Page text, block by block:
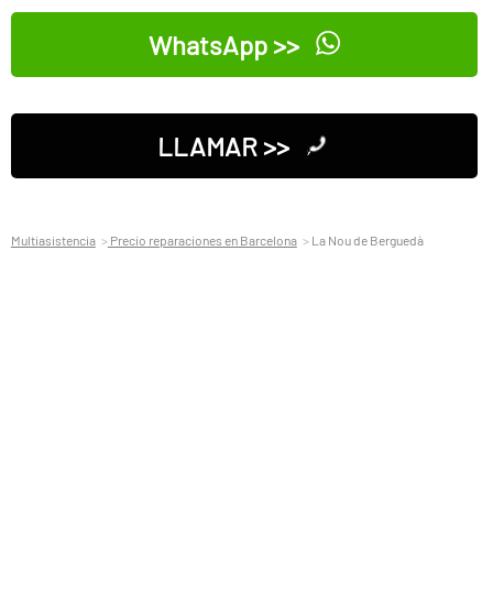
WhatsApp >>
LLAMAR >>
Multiasistencia Precio reparaciones en Barcelona La Nou de Berguedà